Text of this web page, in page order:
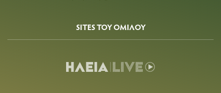
SITES ΤΟΥ ΟΜΙΛΟΥ